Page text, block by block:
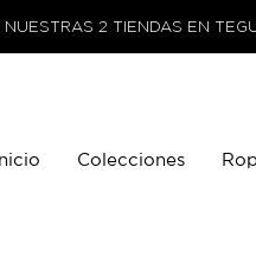
NUESTRAS 2 TIENDAS EN
Colecciones